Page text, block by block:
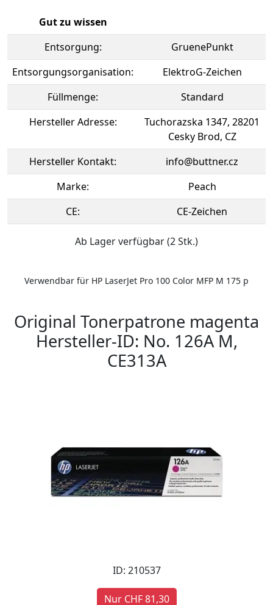
Gut zu wissen
Entsorgung:
GruenePunkt
Entsorgungsorganisation:
ElektroG-Zeichen
Füllmenge:
Standard
Hersteller Adresse:
Tuchorazska 1347, 28201
Cesky Brod, CZ
Hersteller Kontakt:
info@buttner.cz
Marke:
Peach
CE:
CE-Zeichen
Ab Lager verfügbar (2 Stk.)
Verwendbar für HP LaserJet Pro 100 Color MFP M 175 p
Original Tonerpatrone magenta
Hersteller-ID: No. 126A M,
CE313A
ID: 210537
Nur CHF 81,30